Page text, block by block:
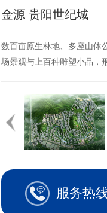
金源 贵阳世纪城
数百亩原生林地、多座山体
场景观与上百种雕塑小品，
服务热